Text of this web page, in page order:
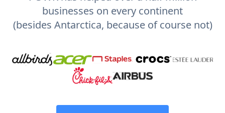
businesses on every continent
(besides Antarctica, because of course not)